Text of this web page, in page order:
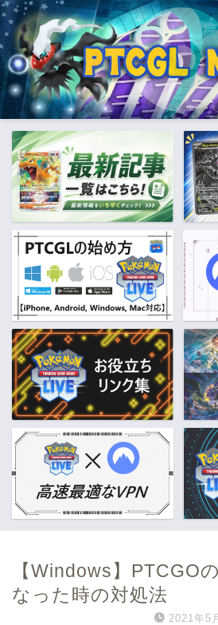
【Windows】PTCGO
なった時の対処法
2021年5